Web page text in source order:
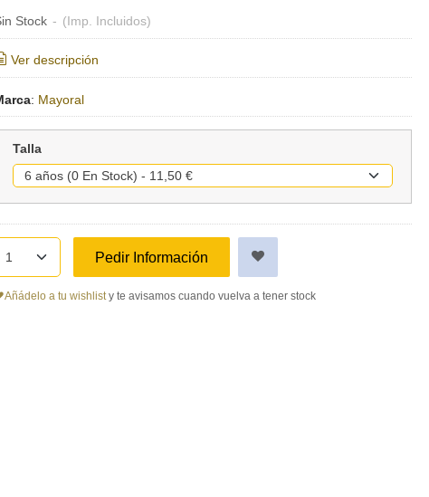
Stock - (Imp. Incluidos)
Ver descripción
: Mayoral
Talla
Pedir Información
Añádelo a tu wishlist y te avisamos cuando vuelva a tener stock